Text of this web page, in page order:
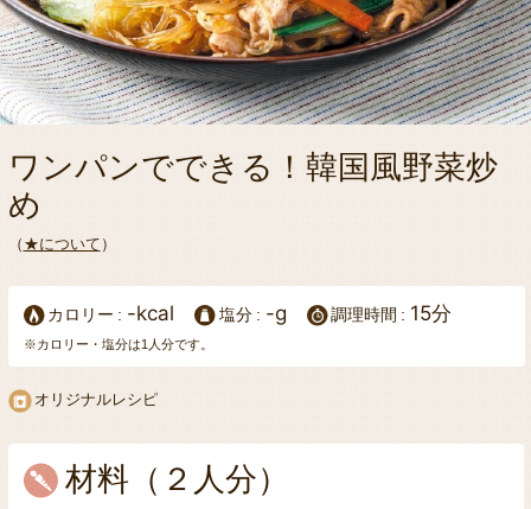
ワンパンでできる！韓国風野菜炒
め
（ ★について ）
カロリー -kcal 塩分 -g 調理時間 15分
※カロリー・塩分は1人分です。
オリジナルレシピ
材料（２人分）